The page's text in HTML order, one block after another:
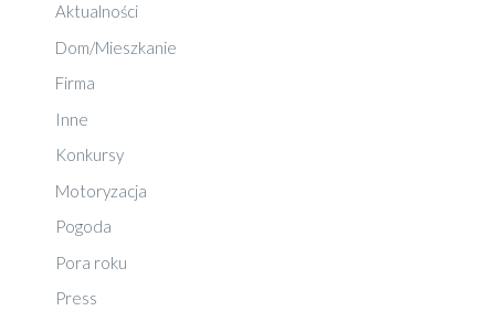
Aktualności
Dom/Mieszkanie
Firma
Inne
Konkursy
Motoryzacja
Pogoda
Pora roku
Press